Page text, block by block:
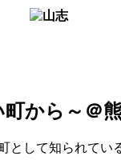
町から～＠
として知られてい